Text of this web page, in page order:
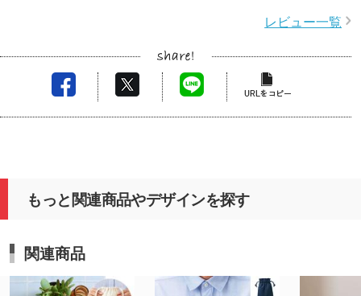
レビュー一覧
もっと関連商品やデザインを探す
関連商品